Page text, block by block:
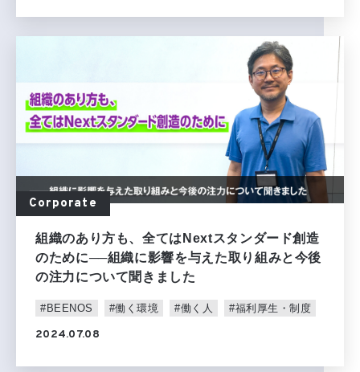
Corporate
組織のあり方も、全てはNextスタンダード創造
のために──組織に影響を与えた取り組みと今後
の注力について聞きました
#BEENOS #働く環境 #働く人 #福利厚生・制度
2024.07.08